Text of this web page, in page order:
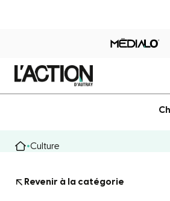
Culture
Revenir à la catégorie